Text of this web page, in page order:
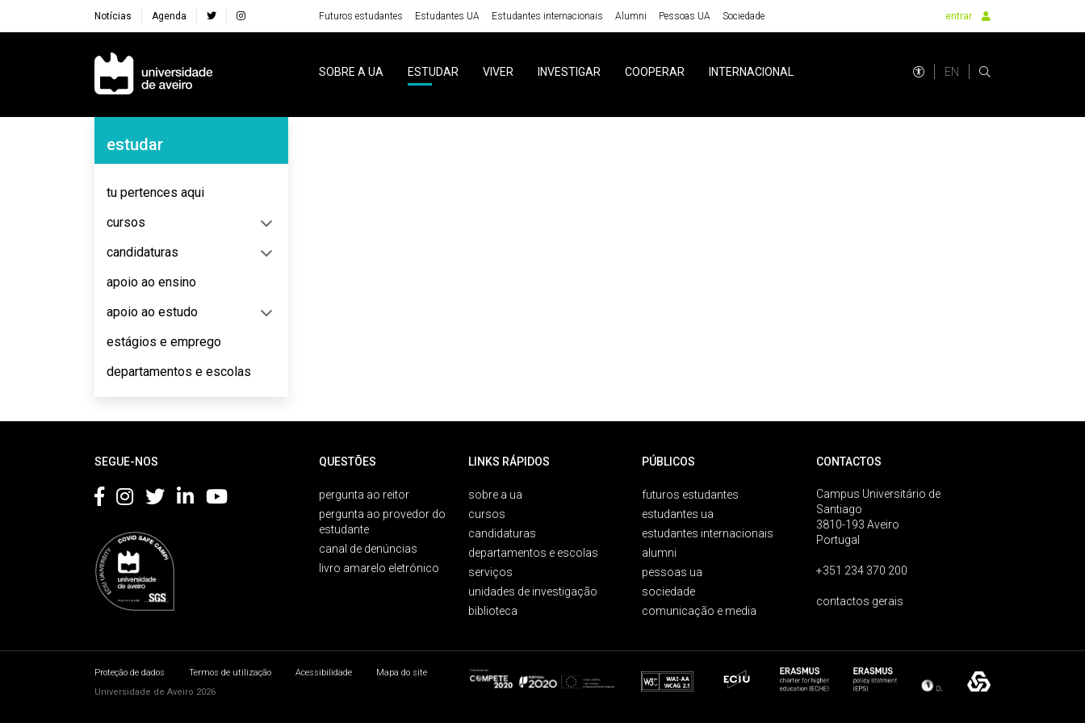
Notícias Agenda Futuros estudantes Estudantes UA Estudantes internacionais Alumni Pessoas UA Sociedade entrar
Navegação Principal
SOBRE A UA ESTUDAR VIVER INVESTIGAR COOPERAR INTERNACIONAL EN
Navegação Lateral
estudar
tu pertences aqui
cursos
candidaturas
apoio ao ensino
apoio ao estudo
estágios e emprego
departamentos e escolas
SEGUE-NOS QUESTÕES
pergunta ao reitor
pergunta ao provedor do
estudante
canal de denúncias
livro amarelo eletrónico
LINKS RÁPIDOS
sobre a ua
cursos
candidaturas
departamentos e escolas
serviços
unidades de investigação
biblioteca
PÚBLICOS
futuros estudantes
estudantes ua
estudantes internacionais
alumni
pessoas ua
sociedade
comunicação e media
CONTACTOS
Campus Universitário de
Santiago
3810-193 Aveiro
Portugal
+351 234 370 200
contactos gerais
Proteção de dados Termos de utilização Acessibilidade
Mapa do site
Universidade de Aveiro 2026